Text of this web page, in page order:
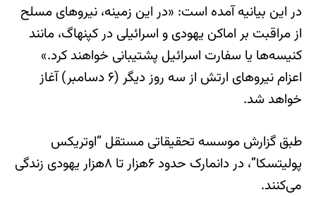
در این بیانیه آمده است: «در این زمینه، نیروهای مسلح
از مراقبت بر اماکن یهودی و اسرائیلی در کپنهاگ، مانند
کنیسه‌ها یا سفارت اسرائیل پشتیبانی خواهند کرد.»
اعزام نیروهای ارتش از سه روز دیگر (۶ دسامبر) آغاز
خواهد شد.
طبق گزارش موسسه تحقیقاتی مستقل “اوتریکس
پولیتسکا”، در دانمارک حدود ۶هزار تا ۸هزار یهودی زندگی
می‌کنند.